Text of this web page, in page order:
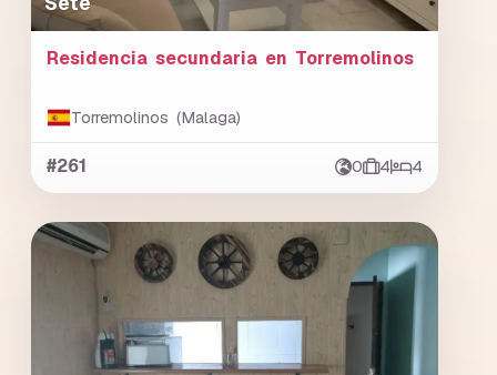
Residencia secundaria en Torremolinos
Torremolinos (Malaga)
#261 0 4 4